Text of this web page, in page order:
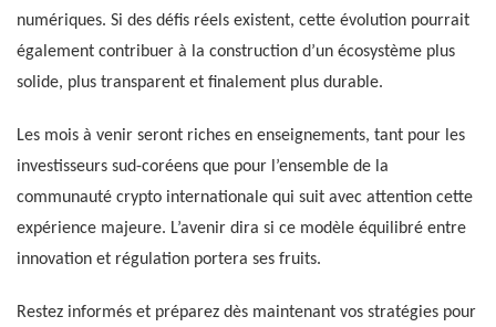
numériques. Si des défis réels existent, cette évolution pourrait
également contribuer à la construction d’un écosystème plus
solide, plus transparent et finalement plus durable.
Les mois à venir seront riches en enseignements, tant pour les
investisseurs sud-coréens que pour l’ensemble de la
communauté crypto internationale qui suit avec attention cette
expérience majeure. L’avenir dira si ce modèle équilibré entre
innovation et régulation portera ses fruits.
Restez informés et préparez dès maintenant vos stratégies pour